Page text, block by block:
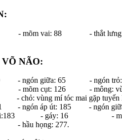
- mõm vai: 88 - thắt lưng:
NÃO:
- ngón giữa: 65 - ngón trỏ:
mõm cụt: 126 - mông:
vùng mí tóc mai gặp tuyến
ngón áp út: 185 - ngón
- gáy: 16 - mũi:
họng: 277.